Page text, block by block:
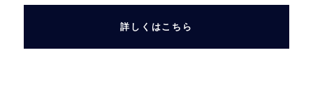
詳しくはこちら